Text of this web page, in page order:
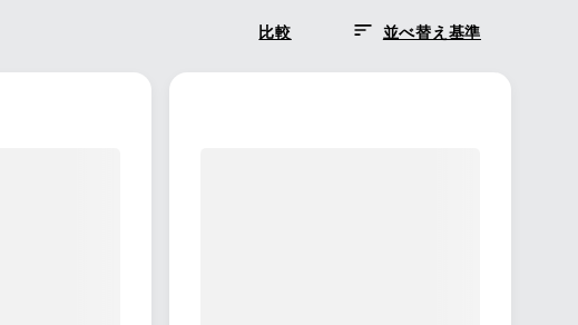
比較 並べ替え基準